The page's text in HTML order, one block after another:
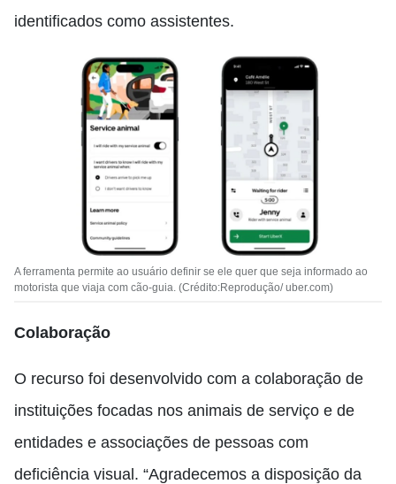
identificados como assistentes.
A ferramenta permite ao usuário definir se ele quer que seja informado ao
motorista que viaja com cão-guia. (Crédito:Reprodução/ uber.com)
Colaboração
O recurso foi desenvolvido com a colaboração de
instituições focadas nos animais de serviço e de
entidades e associações de pessoas com
deficiência visual. “Agradecemos a disposição da